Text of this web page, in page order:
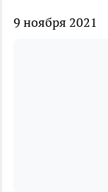
9 ноября 2021